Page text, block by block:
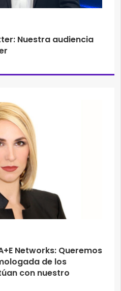
Nuestra audiencia
Networks: Queremos
de los
con nuestro